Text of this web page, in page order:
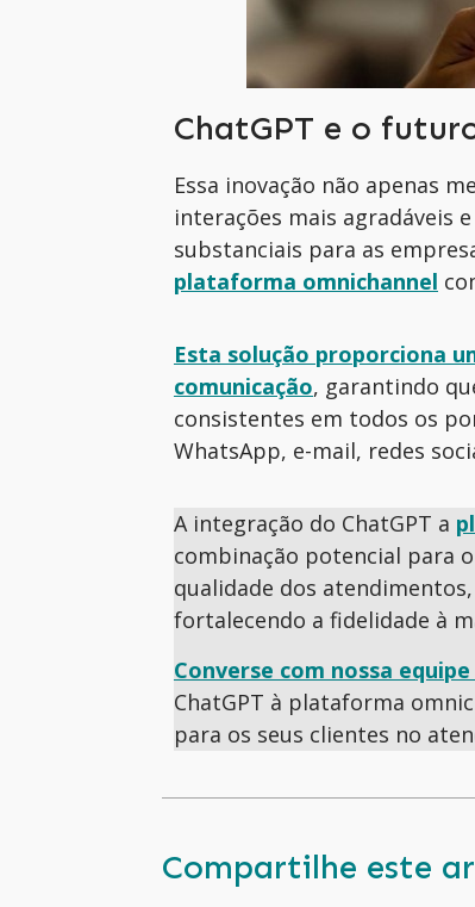
ChatGPT e o
Essa inovação não apenas
interações mais agradáveis
substanciais para as
plataforma omnichannel
Esta solução proporciona
comunicação, garantindo
consistentes em todos os
WhatsApp, e-mail, redes
A integração do ChatGPT a
combinação potencial para
qualidade dos
fortalecendo a fidelidade à
Converse com nossa
ChatGPT à plataforma
para os seus clientes no
Compartilhe este